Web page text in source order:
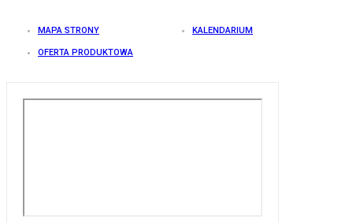
MAPA STRONY KALENDARIUM
OFERTA PRODUKTOWA